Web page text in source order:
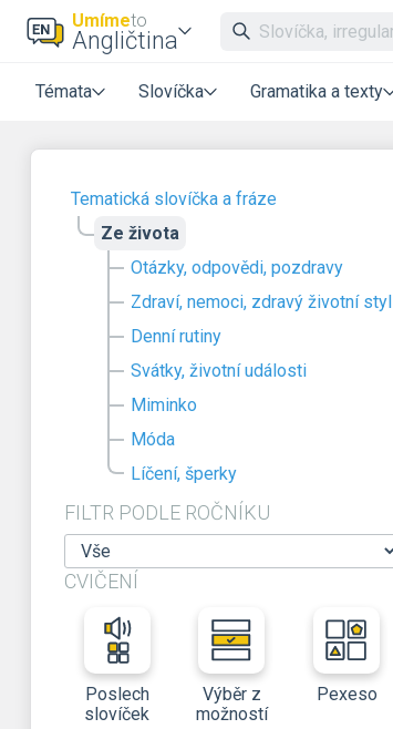
Umímeto
Angličtina
Témata Slovíčka Gramatika a texty
Tematická slovíčka a fráze
Ze života
Otázky, odpovědi, pozdravy
Zdraví, nemoci, zdravý životní styl
Denní rutiny
Svátky, životní události
Miminko
Móda
Líčení, šperky
FILTR PODLE ROČNÍKU
CVIČENÍ
Poslech
slovíček
Výběr z
možností
Pexeso